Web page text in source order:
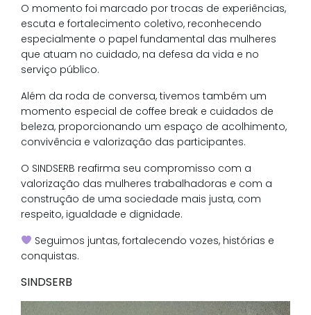
O momento foi marcado por trocas de experiências,
escuta e fortalecimento coletivo, reconhecendo
especialmente o papel fundamental das mulheres
que atuam no cuidado, na defesa da vida e no
serviço público.
Além da roda de conversa, tivemos também um
momento especial de coffee break e cuidados de
beleza, proporcionando um espaço de acolhimento,
convivência e valorização das participantes.
O SINDSERB reafirma seu compromisso com a
valorização das mulheres trabalhadoras e com a
construção de uma sociedade mais justa, com
respeito, igualdade e dignidade.
Seguimos juntas, fortalecendo vozes, histórias e
conquistas.
SINDSERB